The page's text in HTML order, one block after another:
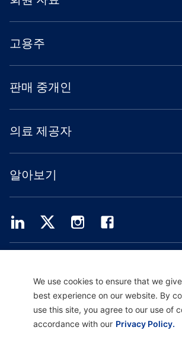
고용주
판매 중개인
의료 제공자
알아보기
Providence Health Assurance는 Medicare 및 Oregon
은 계약 갱신에 따라 달라집니다.
We use cookies to ensure that we
best experience on our website. By
use this site, you agree to our use of
accordance with our Privacy Policy.